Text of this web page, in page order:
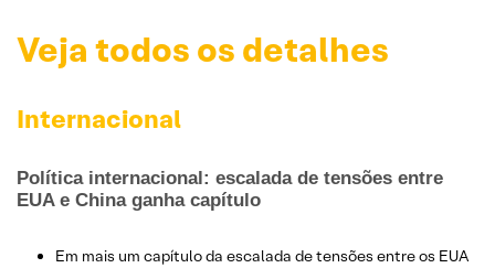
Veja todos os detalhes
Internacional
Política internacional: escalada de tensões entre
EUA e China ganha capítulo
Em mais um capítulo da escalada de tensões entre os EUA